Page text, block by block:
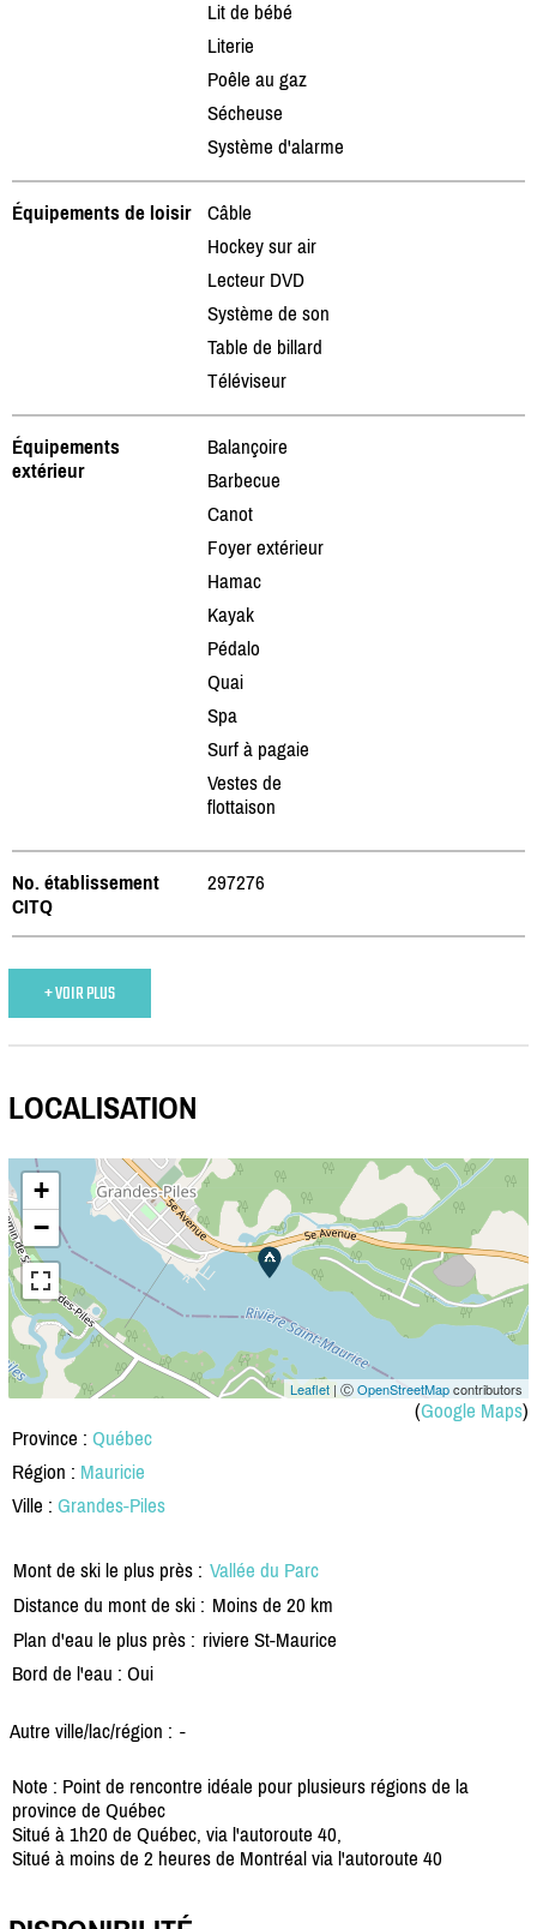
Lit de bébé
Literie
Poêle au gaz
Sécheuse
Système d'alarme
Équipements de loisir
Câble
Hockey sur air
Lecteur DVD
Système de son
Table de billard
Téléviseur
Équipements
extérieur
Balançoire
Barbecue
Canot
Foyer extérieur
Hamac
Kayak
Pédalo
Quai
Spa
Surf à pagaie
Vestes de
flottaison
No. établissement
CITQ
297276
+ VOIR PLUS
LOCALISATION
+
−
Leaflet | ⒸOpenStreetMapcontributors
(Google Maps)
Province : Québec
Région : Mauricie
Ville : Grandes-Piles
Mont de ski le plus près : Vallée du Parc
Distance du mont de ski : Moins de 20 km
Plan d'eau le plus près : riviere St-Maurice
Bord de l'eau : Oui
Autre ville/lac/région : -
Note : Point de rencontre idéale pour plusieurs régions de la
province de Québec
Situé à 1h20 de Québec, via l'autoroute 40,
Situé à moins de 2 heures de Montréal via l'autoroute 40